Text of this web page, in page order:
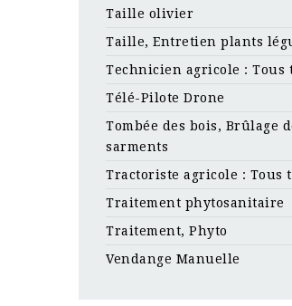
Taille olivier
Taille, Entretien plants
Technicien agricole : Tous
Télé-Pilote Drone
Tombée des bois, Brûlage
sarments
Tractoriste agricole : Tous
Traitement phytosanitaire
Traitement, Phyto
Vendange Manuelle